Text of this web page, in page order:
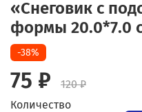
«Снеговик с
формы 20.0*7.0
-38%
75 ₽
120 ₽
Количество